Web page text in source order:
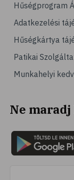
#
# emésztési
# puffadás
# orrdugulás
# magnézium
#
# galagonya
#
Hűségprogram
Adatkezelési
Hűségkártya
Patikai
Munkahelyi
Ne